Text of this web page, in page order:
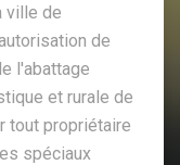
ville de
de
l'abattage
et rurale de
tout propriétaire
spéciaux